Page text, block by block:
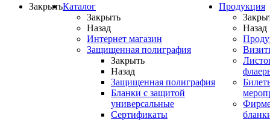
ЗакрытьКаталог
Закрыть
Назад
Интернет магазин
Защищенная полиграфия
Закрыть
Назад
Защищенная полиграфия
Бланки с защитой
универсальные
Сертификаты
Продукция
Назад